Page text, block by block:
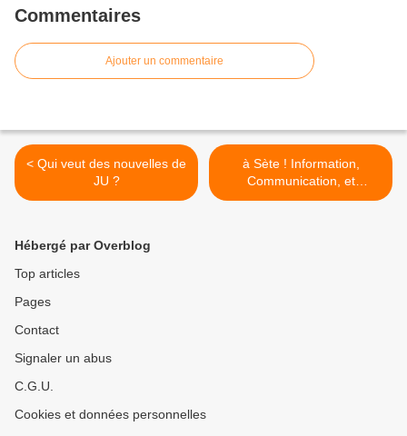
Commentaires
Ajouter un commentaire
< Qui veut des nouvelles de
JU ?
à Sète ! Information,
Communication, et
Saucisson >
Hébergé par Overblog
Top articles
Pages
Contact
Signaler un abus
C.G.U.
Cookies et données personnelles